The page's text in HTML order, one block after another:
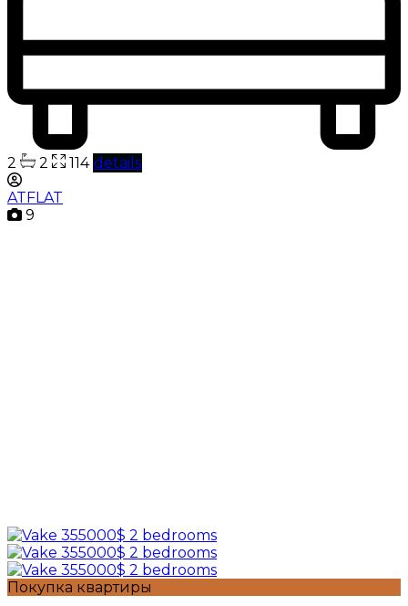
2 2 114 details
ATFLAT
9
Покупка квартиры